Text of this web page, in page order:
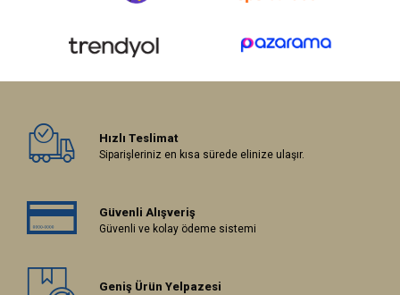
Hızlı Teslimat
Siparişleriniz en kısa sürede elinize ulaşır.
Güvenli Alışveriş
Güvenli ve kolay ödeme sistemi
Geniş Ürün Yelpazesi